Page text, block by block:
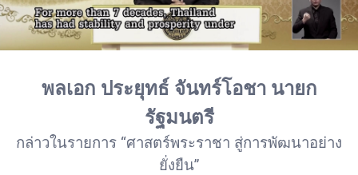
พลเอก ประยุทธ์ จันทร์โอชา นายก
รัฐมนตรี
กล่าวในรายการ “ศาสตร์พระราชา สู่การพัฒนาอย่าง
ยั่งยืน”